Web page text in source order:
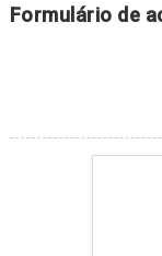
Formulário de